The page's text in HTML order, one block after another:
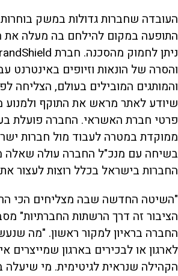
העובדה שחברות גדולות במשק
התופעה במקום להילחם בה מעלה
והסרה של הונאות וזיופים באינטרנט
והמותגים המובילים בעולם, הצליחה
שיודע לאתר מראש את התוקף
פרטי חברת האשראי. החברה פועלת
ממוקדת במטרה לעבוד מול חברות
בשיחה עם מנכ"ל החברה עולה שאלה
החברות בישראל בכלל רוצות לעצור
"השיטה החדשה שבה מצליחים הכי
הציבור זה דרך הרשתות החברתיות"
החברה בראיון למקור ראשון. "מה
לארגון או לבכירים בארגון שמייצרים
הקהילה שנראית לגיטימית. מי שיעלה